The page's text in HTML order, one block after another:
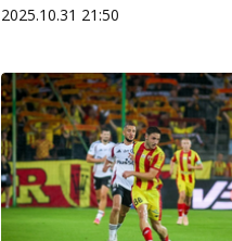
2025.10.31 21:50